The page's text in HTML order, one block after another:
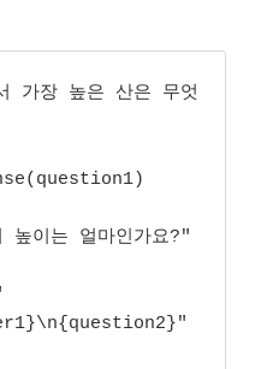
가장 높은 산은 무엇
이는 얼마인가요?"